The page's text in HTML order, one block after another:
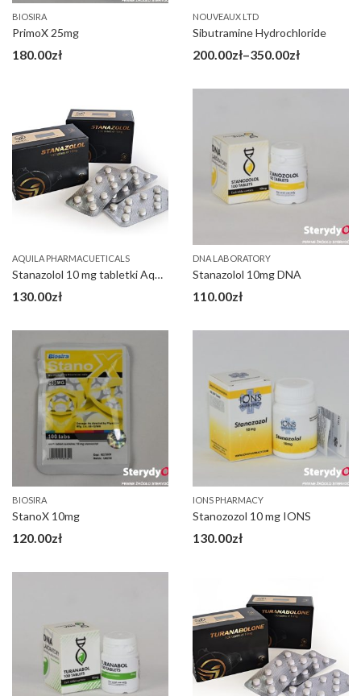
BIOSIRA
PrimoX 25mg
180.00zł
NOUVEAUX LTD
Sibutramine Hydrochloride
200.00zł–350.00złZakres
od
AQUILA PHARMACUETICALS
Stanazolol 10 mg tabletki Aquila
130.00zł
DNA LABORATORY
Stanazolol 10mg DNA
110.00zł
BIOSIRA
StanoX 10mg
120.00zł
IONS PHARMACY
Stanozozol 10 mg IONS
130.00zł